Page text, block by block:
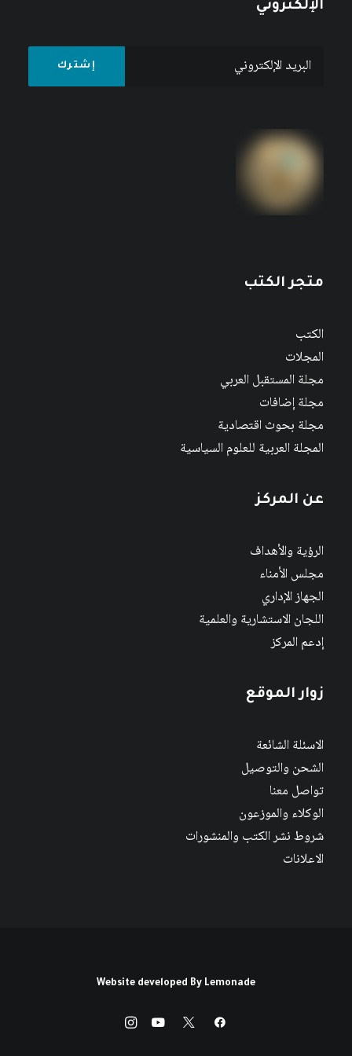
الإلكتروني
متجر الكتب
الكتب
المجلات
مجلة المستقبل العربي
مجلة إضافات
مجلة بحوث اقتصادية
المجلة العربية للعلوم السياسية
عن المركز
الرؤية والأهداف
مجلس الأمناء
الجهاز الإداري
اللجان الاستشارية والعلمية
إدعم المركز
زوار الموقع
الاسئلة الشائعة
الشحن والتوصيل
تواصل معنا
الوكلاء والموزعون
شروط نشر الكتب والمنشورات
الاعلانات
Website developed By Lemonade